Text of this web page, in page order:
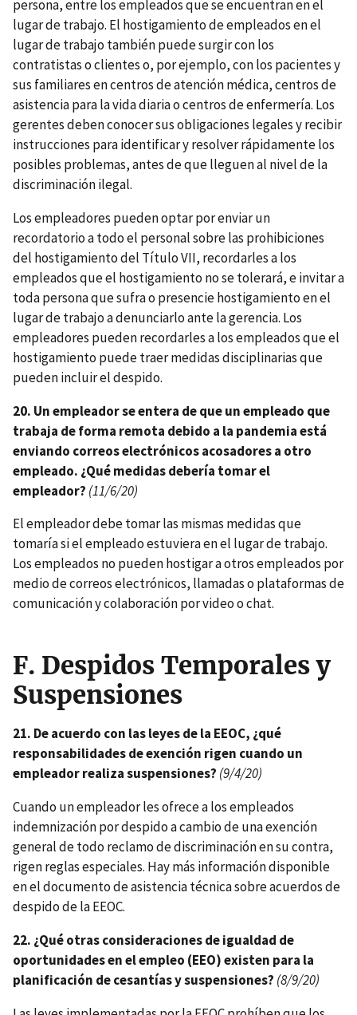
persona, entre los empleados que se encuentran en el
lugar de trabajo. El hostigamiento de empleados en el
lugar de trabajo también puede surgir con los
contratistas o clientes o, por ejemplo, con los pacientes y
sus familiares en centros de atención médica, centros de
asistencia para la vida diaria o centros de enfermería. Los
gerentes deben conocer sus obligaciones legales y recibir
instrucciones para identificar y resolver rápidamente los
posibles problemas, antes de que lleguen al nivel de la
discriminación ilegal.
Los empleadores pueden optar por enviar un
recordatorio a todo el personal sobre las prohibiciones
del hostigamiento del Título VII, recordarles a los
empleados que el hostigamiento no se tolerará, e invitar a
toda persona que sufra o presencie hostigamiento en el
lugar de trabajo a denunciarlo ante la gerencia. Los
empleadores pueden recordarles a los empleados que el
hostigamiento puede traer medidas disciplinarias que
pueden incluir el despido.
20. Un empleador se entera de que un empleado que
trabaja de forma remota debido a la pandemia está
enviando correos electrónicos acosadores a otro
empleado. ¿Qué medidas debería tomar el
empleador? (11/6/20)
El empleador debe tomar las mismas medidas que
tomaría si el empleado estuviera en el lugar de trabajo.
Los empleados no pueden hostigar a otros empleados por
medio de correos electrónicos, llamadas o plataformas de
comunicación y colaboración por video o chat.
F. Despidos Temporales y
Suspensiones
21. De acuerdo con las leyes de la EEOC, ¿qué
responsabilidades de exención rigen cuando un
empleador realiza suspensiones? (9/4/20)
Cuando un empleador les ofrece a los empleados
indemnización por despido a cambio de una exención
general de todo reclamo de discriminación en su contra,
rigen reglas especiales. Hay más información disponible
en el documento de asistencia técnica sobre acuerdos de
despido de la EEOC.
22. ¿Qué otras consideraciones de igualdad de
oportunidades en el empleo (EEO) existen para la
planificación de cesantías y suspensiones? (8/9/20)